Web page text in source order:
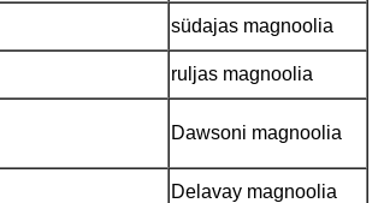
südajas magnoolia
ruljas magnoolia
Dawsoni magnoolia
Delavay magnoolia